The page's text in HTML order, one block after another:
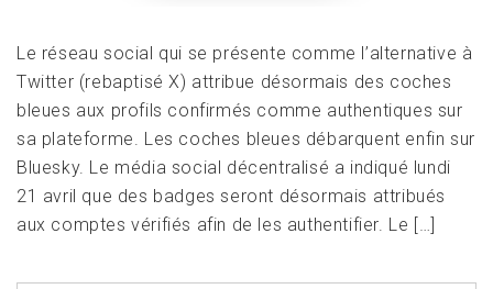
Le réseau social qui se présente comme l’alternative à
Twitter (rebaptisé X) attribue désormais des coches
bleues aux profils confirmés comme authentiques sur
sa plateforme. Les coches bleues débarquent enfin sur
Bluesky. Le média social décentralisé a indiqué lundi
21 avril que des badges seront désormais attribués
aux comptes vérifiés afin de les authentifier. Le […]